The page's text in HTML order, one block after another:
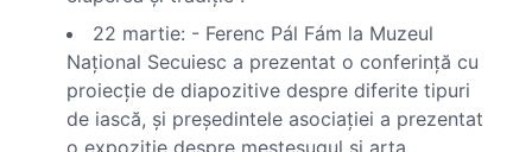
22 martie: - Ferenc Pál Fám la Muzeul
Naţional Secuiesc a prezentat o conferinţă cu
proiecţie de diapozitive despre diferite tipuri
de iască, şi preşedintele asociaţiei a prezentat
o expoziţie despre meşteşugul şi arta